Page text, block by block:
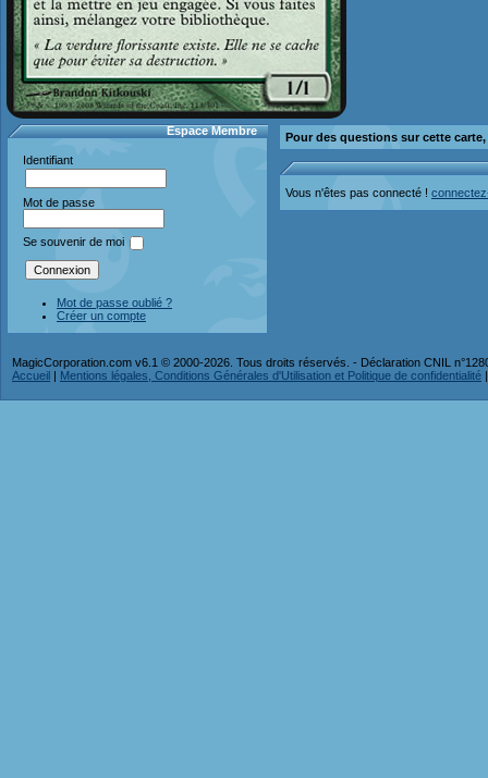
Espace Membre
Identifiant
Mot de passe
Se souvenir de moi
Mot de passe oublié ?
Créer un compte
Pour des questions sur cette
Vous n'êtes pas connecté !
MagicCorporation.com v6.1 © 2000-2026. Tous droits réservés. - Déclaration CNIL
Accueil | Mentions légales, Conditions Générales d'Utilisation et Politique de confidentialité